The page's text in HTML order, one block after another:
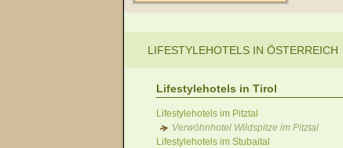
LIFESTYLEHOTELS IN ÖSTERREICH
Lifestylehotels in Tirol
Lifestylehotels im Pitztal
Verwöhnhotel Wildspitze im Pitztal
Lifestylehotels im Stubaital